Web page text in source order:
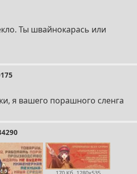
Ты швайнокарась или
я вашего порашного сленга